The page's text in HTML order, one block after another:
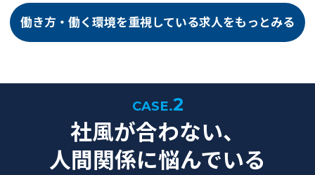
働き方・働く環境を重視している求人をもっとみる
CASE.2
社風が合わない、
人間関係に悩んでいる